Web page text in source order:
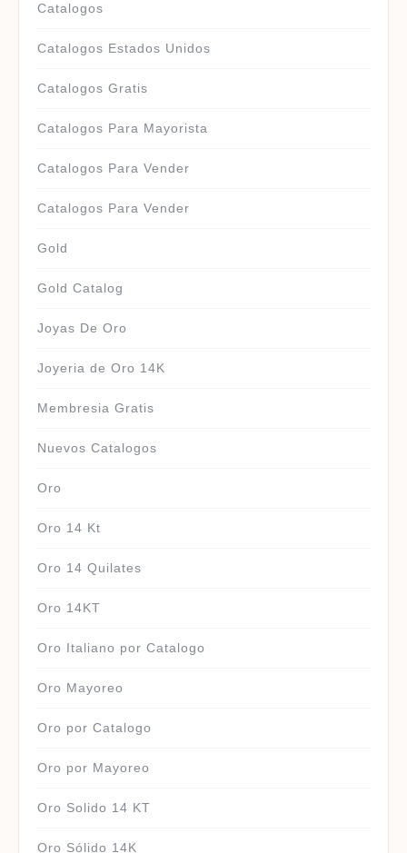
Catalogos
Catalogos Estados Unidos
Catalogos Gratis
Catalogos Para Mayorista
Catalogos Para Vender
Catalogos Para Vender
Gold
Gold Catalog
Joyas De Oro
Joyeria de Oro 14K
Membresia Gratis
Nuevos Catalogos
Oro
Oro 14 Kt
Oro 14 Quilates
Oro 14KT
Oro Italiano por Catalogo
Oro Mayoreo
Oro por Catalogo
Oro por Mayoreo
Oro Solido 14 KT
Oro Sólido 14K